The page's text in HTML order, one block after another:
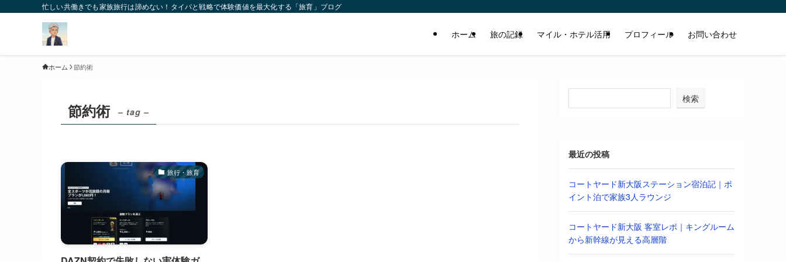
忙しい共働きでも家族旅行は諦めない！タイパと戦略で体験価値を最大化する「旅育」ブログ
ホーム 旅の記録 マイル・ホテル活用 プロフィール お問い合わせ
ホーム 節約術
節約術 – tag –
旅行・旅育
検索
最近の投稿
コートヤード新大阪ステーション宿泊記｜ポ
イント泊で家族3人ラウンジ
コートヤード新大阪 客室レポ｜キングルーム
から新幹線が見える高層階